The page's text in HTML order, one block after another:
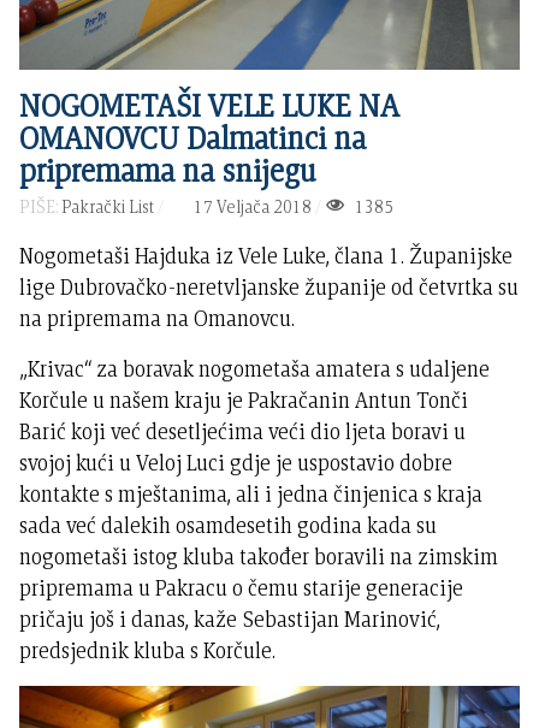
NOGOMETAŠI VELE LUKE NA
OMANOVCU Dalmatinci na
pripremama na snijegu
PIŠE: Pakrački List 17 Veljača 2018 1385
Nogometaši Hajduka iz Vele Luke, člana 1. Županijske
lige Dubrovačko-neretvljanske županije od četvrtka su
na pripremama na Omanovcu.
„Krivac“ za boravak nogometaša amatera s udaljene
Korčule u našem kraju je Pakračanin Antun Tonči
Barić koji već desetljećima veći dio ljeta boravi u
svojoj kući u Veloj Luci gdje je uspostavio dobre
kontakte s mještanima, ali i jedna činjenica s kraja
sada već dalekih osamdesetih godina kada su
nogometaši istog kluba također boravili na zimskim
pripremama u Pakracu o čemu starije generacije
pričaju još i danas, kaže Sebastijan Marinović,
predsjednik kluba s Korčule.